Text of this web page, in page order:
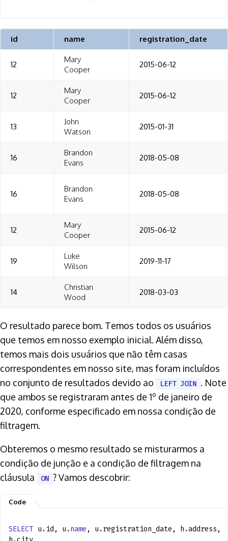
id name registration_date
12
Mary
Cooper
2015-06-12
12
Mary
Cooper
2015-06-12
13
John
Watson
2015-01-31
16
Brandon
Evans
2018-05-08
16
Brandon
Evans
2018-05-08
12
Mary
Cooper
2015-06-12
19
Luke
Wilson
2019-11-17
14
Christian
Wood
2018-03-03
O resultado parece bom. Temos todos os usuários
que temos em nosso exemplo inicial. Além disso,
temos mais dois usuários que não têm casas
correspondentes em nosso site, mas foram incluídos
no conjunto de resultados devido ao
LEFT JOIN . Note
que ambos se registraram antes de 1º de janeiro de
2020, conforme especificado em nossa condição de
filtragem.
Obteremos o mesmo resultado se misturarmos a
condição de junção e a condição de filtragem na
cláusula
ON ? Vamos descobrir:
SELECT u.id, u.name , u.registration_date, h.address,